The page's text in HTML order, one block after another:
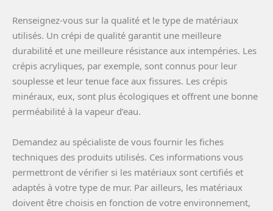
Renseignez-vous sur la qualité et le type de matériaux
utilisés. Un crépi de qualité garantit une meilleure
durabilité et une meilleure résistance aux intempéries. Les
crépis acryliques, par exemple, sont connus pour leur
souplesse et leur tenue face aux fissures. Les crépis
minéraux, eux, sont plus écologiques et offrent une bonne
perméabilité à la vapeur d’eau.
Demandez au spécialiste de vous fournir les fiches
techniques des produits utilisés. Ces informations vous
permettront de vérifier si les matériaux sont certifiés et
adaptés à votre type de mur. Par ailleurs, les matériaux
doivent être choisis en fonction de votre environnement,